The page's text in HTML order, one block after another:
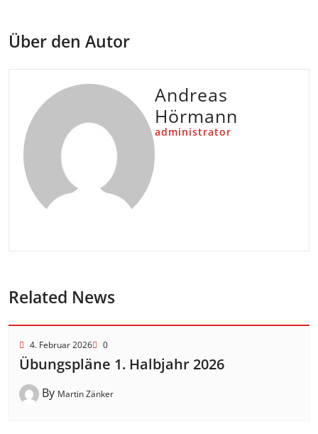
Über den Autor
Andreas
Hörmann
administrator
Related News
4. Februar 2026 0
Übungspläne 1. Halbjahr 2026
By Martin Zänker